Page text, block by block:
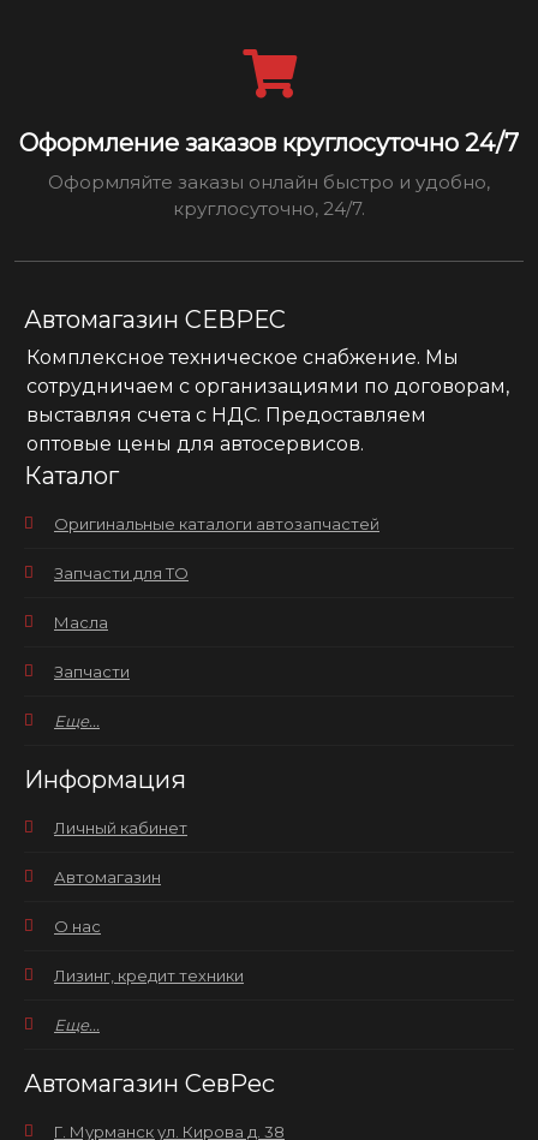
Оформление заказов круглосуточно 24/7
Оформляйте заказы онлайн быстро и удобно,
круглосуточно, 24/7.
Автомагазин СЕВРЕС
Комплексное техническое снабжение. Мы
сотрудничаем с организациями по договорам,
выставляя счета с НДС. Предоставляем
оптовые цены для автосервисов.
Каталог
Оригинальные каталоги автозапчастей
Запчасти для ТО
Масла
Запчасти
Еще...
Информация
Личный кабинет
Автомагазин
О нас
Лизинг, кредит техники
Еще...
Автомагазин СевРес
Г. Мурманск ул. Кирова д. 38